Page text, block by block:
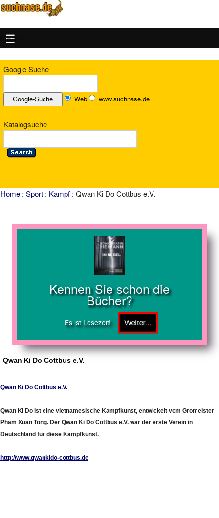
MENU
Google Suche
Web www.suchnase.de
Katalogsuche
Home : Sport : Kampf : Qwan Ki Do Cottbus e.V.
Kennen Sie schon die
Bücher?
Es ist Lesezeit!
Qwan Ki Do Cottbus e.V.
Qwan Ki Do Cottbus e.V.
Qwan Ki Do ist eine vietnamesische Kampfkunst, entwickelt vom Gromeister
Pham Xuan Tong. Der Qwan Ki Do Cottbus e.V. war der erste Verein in
Deutschland für diese Kampfkunst.
http://www.qwankido-cottbus.de